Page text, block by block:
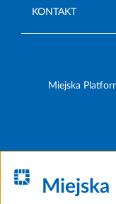
KONTAKT
Miejska
Miejska